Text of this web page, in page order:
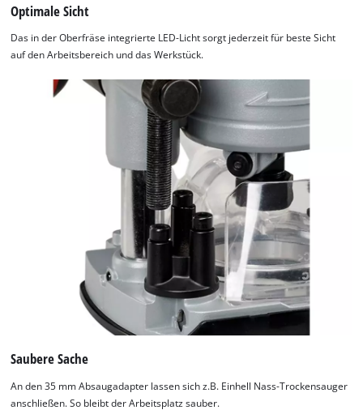
Optimale Sicht
Das in der Oberfräse integrierte LED-Licht sorgt jederzeit für beste Sicht
auf den Arbeitsbereich und das Werkstück.
Saubere Sache
An den 35 mm Absaugadapter lassen sich z.B. Einhell Nass-Trockensauger
anschließen. So bleibt der Arbeitsplatz sauber.